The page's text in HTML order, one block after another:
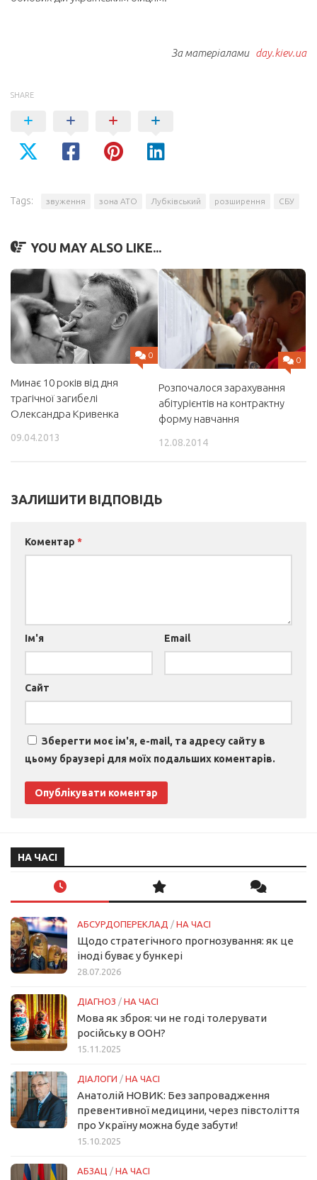
За матеріалами day.kiev.ua
SHARE
Tags: звуження зона АТО Лубківський розширення СБУ
YOU MAY ALSO LIKE...
0
Минає 10 років від дня
трагічної загибелі
Олександра Кривенка
09.04.2013
0
Розпочалося зарахування
абітурієнтів на контрактну
форму навчання
12.08.2014
ЗАЛИШИТИ ВІДПОВІДЬ
Коментар *
Ім'я Email
Сайт
Зберегти моє ім'я, e-mail, та адресу сайту в
цьому браузері для моїх подальших коментарів.
НА ЧАСІ
АБСУРДОПЕРЕКЛАД / НА ЧАСІ
Щодо стратегічного прогнозування: як це
іноді буває у бункері
28.07.2026
ДІАГНОЗ / НА ЧАСІ
Мова як зброя: чи не годі толерувати
російську в ООН?
15.11.2025
ДІАЛОГИ / НА ЧАСІ
Анатолій НОВИК: Без запровадження
превентивної медицини, через півстоліття
про Україну можна буде забути!
15.10.2025
АБЗАЦ / НА ЧАСІ